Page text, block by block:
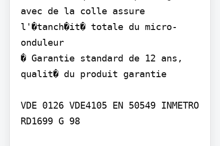
avec de la colle assure
l'�tanch�it� totale du micro-
onduleur
� Garantie standard de 12 ans,
qualit� du produit garantie
VDE 0126 VDE4105 EN 50549 INMETRO
RD1699 G 98